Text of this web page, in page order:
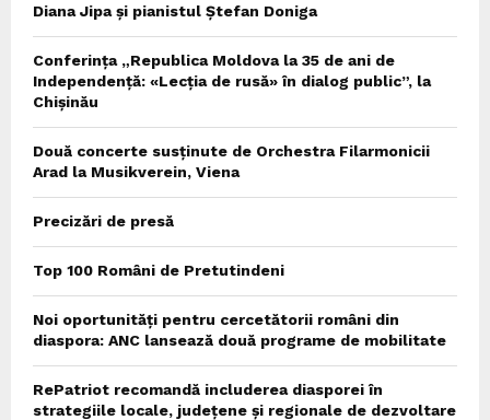
Diana Jipa și pianistul Ștefan Doniga
Conferința „Republica Moldova la 35 de ani de
Independență: «Lecția de rusă» în dialog public”, la
Chișinău
Două concerte susținute de Orchestra Filarmonicii
Arad la Musikverein, Viena
Precizări de presă
Top 100 Români de Pretutindeni
Noi oportunități pentru cercetătorii români din
diaspora: ANC lansează două programe de mobilitate
RePatriot recomandă includerea diasporei în
strategiile locale, județene și regionale de dezvoltare